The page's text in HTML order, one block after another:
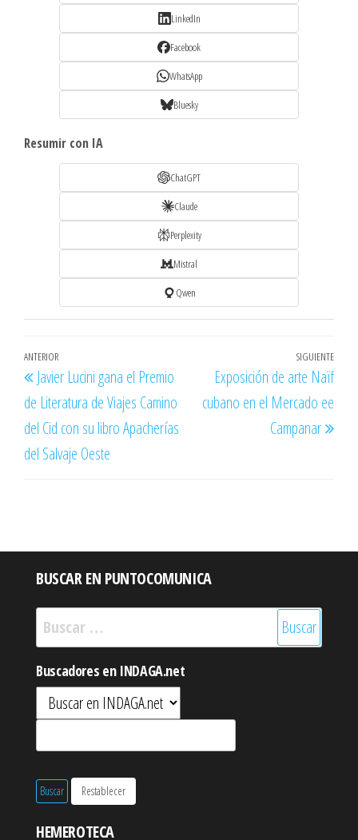
LinkedIn
Facebook
WhatsApp
Bluesky
Resumir con IA
ChatGPT
Claude
Perplexity
Mistral
Qwen
Navegación
de
entradas
Entrada
anterior
ANTERIOR
Javier Lucini gana el Premio
de Literatura de Viajes Camino
del Cid con su libro Apacherías
del Salvaje Oeste
SIGUIENTE
Exposición de arte Naïf
cubano en el Mercado ee
Campanar
BUSCAR EN PUNTOCOMUNICA
Buscar:
Buscadores en INDAGA.net
HEMEROTECA